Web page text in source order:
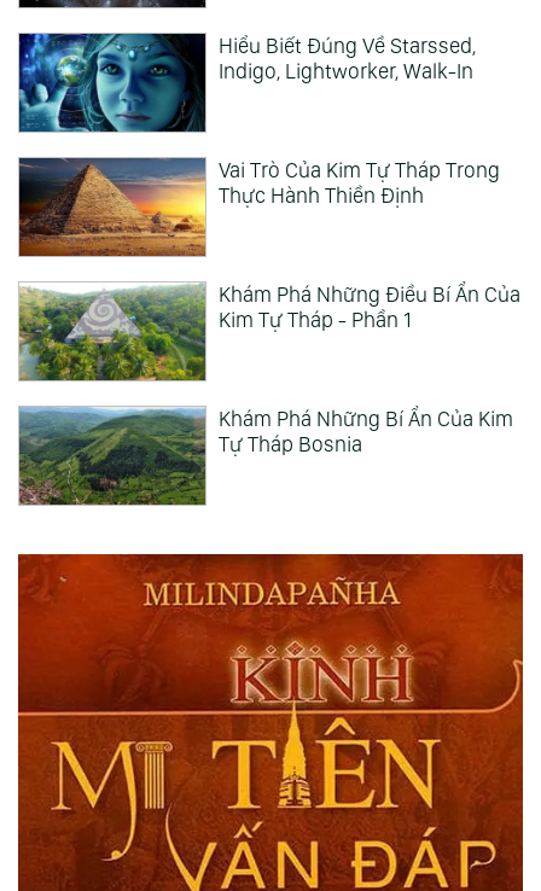
Hiểu Biết Đúng Về Starssed,
Indigo, Lightworker, Walk-In
Vai Trò Của Kim Tự Tháp Trong
Thực Hành Thiền Định
Khám Phá Những Điều Bí Ẩn Của
Kim Tự Tháp - Phần 1
Khám Phá Những Bí Ẩn Của Kim
Tự Tháp Bosnia